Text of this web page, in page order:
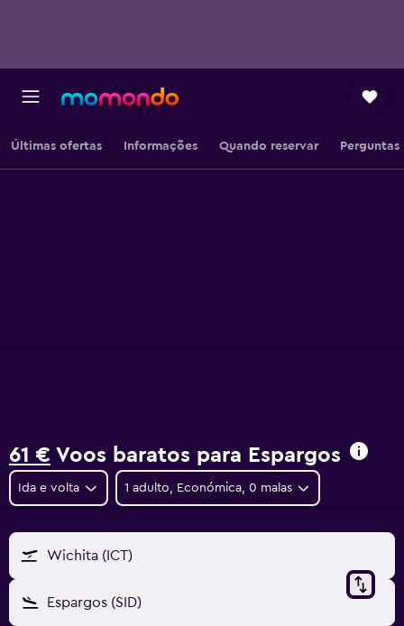
Últimas ofertas Informações Quando reservar Perguntas
61 € Voos baratos para Espargos
Ida e volta 1 adulto, Económica, 0 malas
Wichita (ICT)
Espargos (SID)